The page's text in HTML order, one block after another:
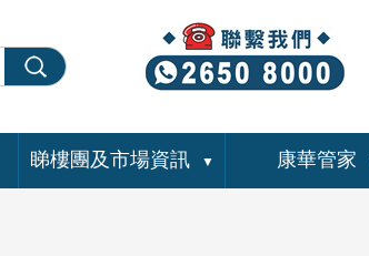
睇樓團及市場資訊 ▼ 康華管家